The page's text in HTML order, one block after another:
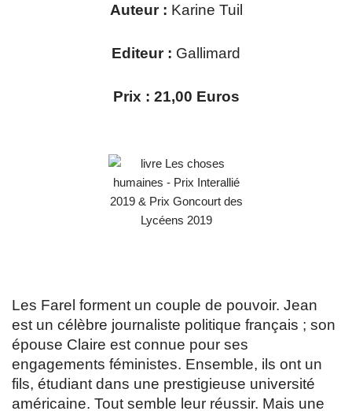
Auteur : Karine Tuil
Editeur : Gallimard
Prix : 21,00 Euros
Les Farel forment un couple de pouvoir. Jean
est un célèbre journaliste politique français ; son
épouse Claire est connue pour ses
engagements féministes. Ensemble, ils ont un
fils, étudiant dans une prestigieuse université
américaine. Tout semble leur réussir. Mais une